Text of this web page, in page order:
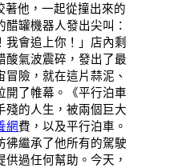
他，一起從撞出來的
罐機器人發出尖叫：
我會追上你！」店內剩
酸氣波震碎，發出了最
險，就在這片蒜泥、
開了帷幕。《平行泊車
殘的人生，被兩個巨大
網費，以及平行泊車。
彿繼承了他所有的駕駛
過任何幫助。今天，